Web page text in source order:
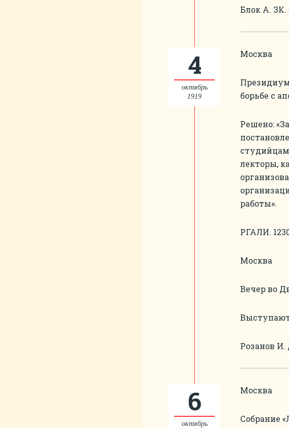
Блок А. ЗК.
4
октябрь
1919
Москва
Президиум
борьбе с
Решено:
лекторы,
работы».
РГАЛИ.
Москва
Вечер во
Розанов И.
6
октябрь
Москва
Собрание